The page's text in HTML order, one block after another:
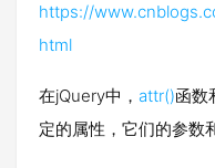
https://
html
在jQuery中， attr()函数
定的属性，它们的参数